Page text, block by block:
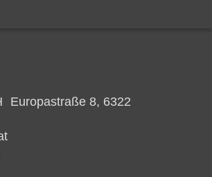
Europastraße 8, 6322